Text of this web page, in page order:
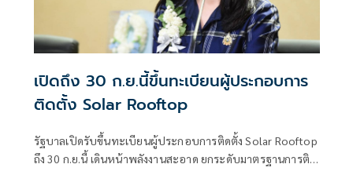
เปิดถึง 30 ก.ย.นี้ขึ้นทะเบียนผู้ประกอบการ
ติดตั้ง Solar Rooftop
รัฐบาลเปิดรับขึ้นทะเบียนผู้ประกอบการติดตั้ง Solar Rooftop
ถึง 30 ก.ย.นี้ เดินหน้าพลังงานสะอาด ยกระดับมาตรฐานการติด